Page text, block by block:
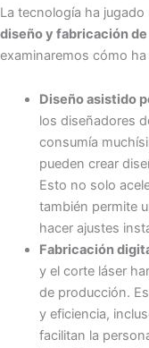
La tecnología ha
diseño y fabricación
examinaremos cómo
Diseño asistido
los diseñadores
consumía
pueden crear
Esto no solo
también permite
hacer ajustes
Fabricación
y el corte láser
de producción.
y eficiencia,
facilitan la